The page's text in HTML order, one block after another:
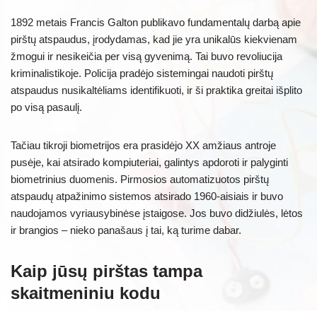
1892 metais Francis Galton publikavo fundamentalų darbą apie
pirštų atspaudus, įrodydamas, kad jie yra unikalūs kiekvienam
žmogui ir nesikeičia per visą gyvenimą. Tai buvo revoliucija
kriminalistikoje. Policija pradėjo sistemingai naudoti pirštų
atspaudus nusikaltėliams identifikuoti, ir ši praktika greitai išplito
po visą pasaulį.
Tačiau tikroji biometrijos era prasidėjo XX amžiaus antroje
pusėje, kai atsirado kompiuteriai, galintys apdoroti ir palyginti
biometrinius duomenis. Pirmosios automatizuotos pirštų
atspaudų atpažinimo sistemos atsirado 1960-aisiais ir buvo
naudojamos vyriausybinėse įstaigose. Jos buvo didžiulės, lėtos
ir brangios – nieko panašaus į tai, ką turime dabar.
Kaip jūsų pirštas tampa
skaitmeniniu kodu